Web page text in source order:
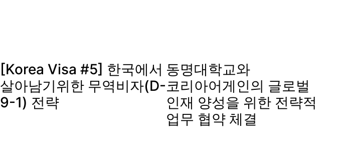
[Korea Visa #5] 한국에서
살아남기위한 무역비자(D-
9-1) 전략
동명대학교와
코리아어게인의 글로벌
인재 양성을 위한 전략적
업무 협약 체결